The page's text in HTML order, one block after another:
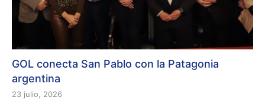
GOL conecta San Pablo con la Patagonia
argentina
23 julio, 2026